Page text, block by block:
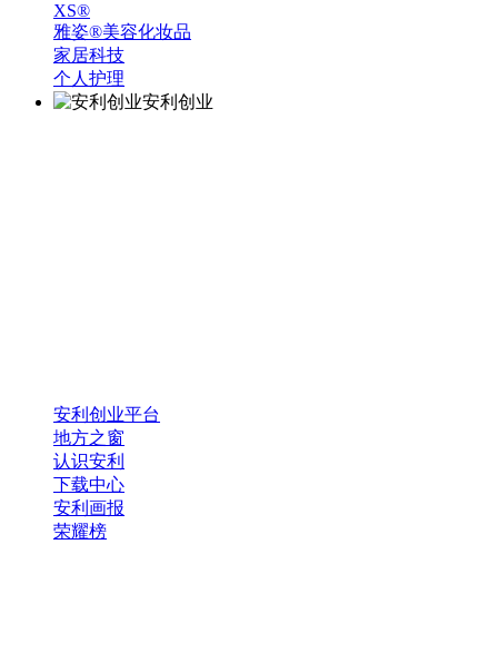
XS®
雅姿®美容化妆品
家居科技
个人护理
安利创业
安利创业平台
地方之窗
认识安利
下载中心
安利画报
荣耀榜